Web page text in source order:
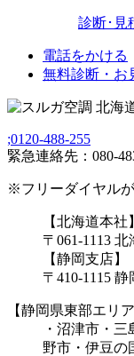
診断･見
電話をかける
無料診断・お
;0120-488-255
緊急連絡先：080-
※フリーダイヤル
【北海道本社】
〒061-1113
【静岡支店】
〒410-1115
【静岡県東部エリア
・沼津市・
野市・伊豆の